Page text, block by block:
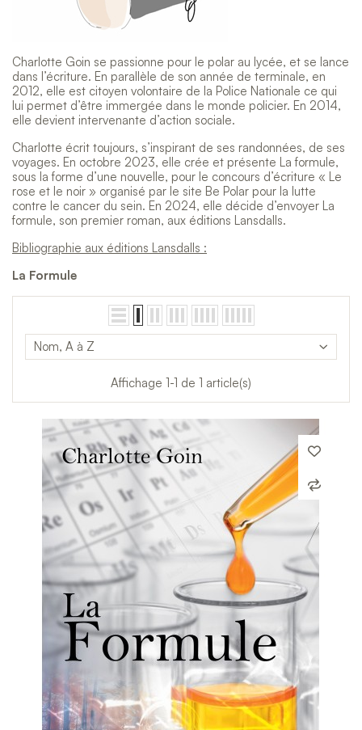
Charlotte Goin se passionne pour le polar au lycée, et se lance
dans l’écriture. En parallèle de son année de terminale, en
2012, elle est citoyen volontaire de la Police Nationale ce qui
lui permet d’être immergée dans le monde policier. En 2014,
elle devient intervenante d’action sociale.
Charlotte écrit toujours, s’inspirant de ses randonnées, de ses
voyages. En octobre 2023, elle crée et présente La formule,
sous la forme d’une nouvelle, pour le concours d’écriture « Le
rose et le noir » organisé par le site Be Polar pour la lutte
contre le cancer du sein. En 2024, elle décide d’envoyer La
formule, son premier roman, aux éditions Lansdalls.
Bibliographie aux éditions Lansdalls :
La Formule
Nom, A à Z
Affichage 1-1 de 1 article(s)